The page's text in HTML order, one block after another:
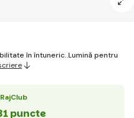
în întuneric..Lumină pentru
RajClub
puncte